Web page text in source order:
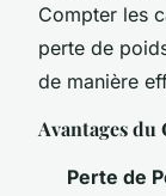
Compter les
perte de
de manière
Avantages du
Perte de